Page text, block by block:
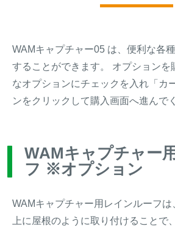
WAMキャプチャー05 は、便利な各
することができます。 オプションを
なオプションにチェックを入れ「カ
ンをクリックして購入画面へ進んで
WAMキャプチャー
フ ※オプション
WAMキャプチャー用レインルーフ
上に屋根のように取り付けることで